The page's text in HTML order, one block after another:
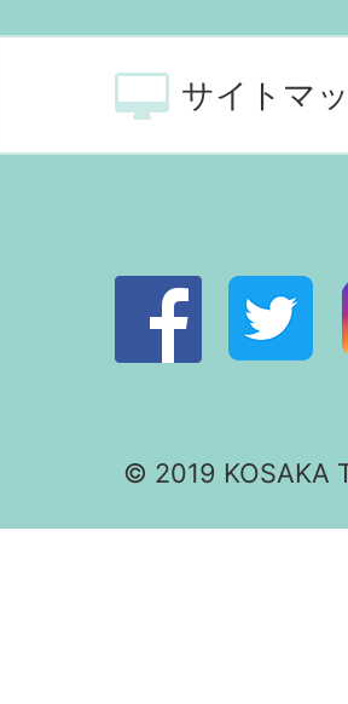
サイトマ
© 2019 KOSAKA